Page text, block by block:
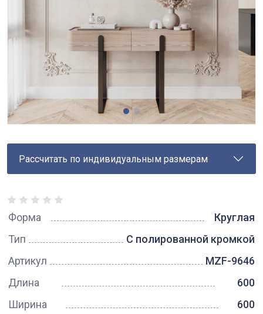
Рассчитать по индивидуальным размерам
Форма
Круглая
Тип
С полированной кромкой
Артикул
MZF-9646
Длина
600
Ширина
600